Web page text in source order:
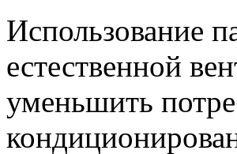
Использование
естественной
уменьшить